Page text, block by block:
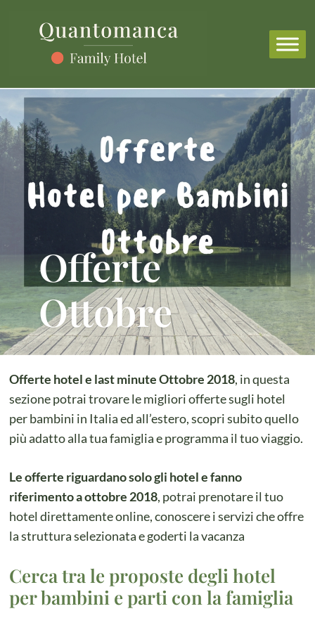
Offerte
Ottobre
Offerte hotel e last minute Ottobre 2018, in questa
sezione potrai trovare le migliori offerte sugli hotel
per bambini in Italia ed all’estero, scopri subito quello
più adatto alla tua famiglia e programma il tuo viaggio.
Le offerte riguardano solo gli hotel e fanno
riferimento a ottobre 2018, potrai prenotare il tuo
hotel direttamente online, conoscere i servizi che offre
la struttura selezionata e goderti la vacanza
Cerca tra le proposte degli hotel
per bambini e parti con la famiglia